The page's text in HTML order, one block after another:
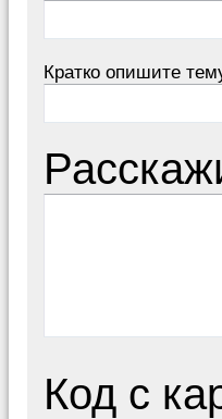
Кратко опишите
Код с